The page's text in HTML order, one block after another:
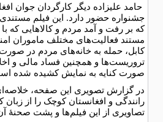
حامد علیزاده دیگر کارگردان جوان
جشنواره حضور دارد. این فیلم
که بر رفت و آمد مردم و کالاهایی که
مستند فعالیت‌های مختلف ماموران
کابل، حمله به خانه‌های مردم در
تروریست‌ها و همچنین فساد مالی و
صورت کنایه به نمایش کشیده شده
در گزارش تصویری این صفحه،
رانندگی و افغانستان کوچک را از
تصاویری از این فیلم‌ها و پشت صحنۀ